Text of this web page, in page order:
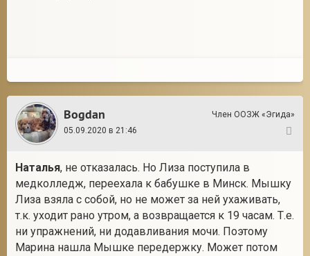
Bogdan
Член ООЗЖ «Эгида»
05.09.2020 в 21:46
Наталья, не отказалась. Но Лиза поступила в
медколледж, переехала к бабушке в Минск. Мышку
Лиза взяла с собой, но не может за ней ухаживать,
т.к. уходит рано утром, а возвращается к 19 часам. Т.е.
ни упражнений, ни додавливания мочи. Поэтому
Марина нашла Мышке передержку. Может потом